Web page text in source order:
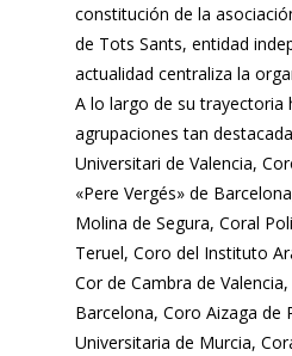
constitución de la
de Tots Sants, entidad
actualidad centraliza la
A lo largo de su trayectoria
agrupaciones tan
Universitari de Valencia,
«Pere Vergés» de
Molina de Segura, Coral
Teruel, Coro del Instituto
Cor de Cambra de
Barcelona, Coro Aizaga de
Universitaria de Murcia,